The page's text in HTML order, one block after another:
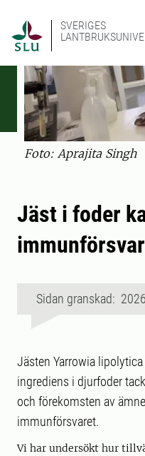
SVERIGES
Foto: Aprajita Singh
Jäst i foder
immunförsvar
Sidan granskad:
Jästen Yarrowia
ingrediens i djurfoder
och förekomsten av
immunförsvaret.
Vi har undersökt hur